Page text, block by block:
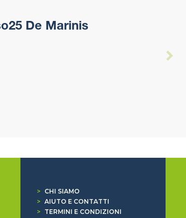
De Marinis
>
CHI SIAMO
> AIUTO E CONTATTI
>
TERMINI E CONDIZIONI